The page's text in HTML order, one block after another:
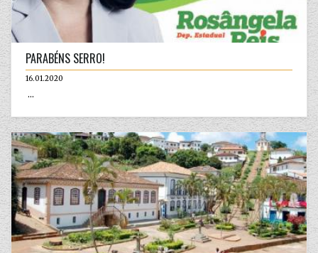
PARABÉNS SERRO!
16.01.2020
...